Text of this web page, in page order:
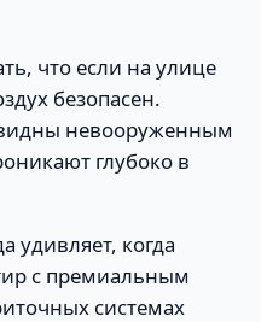
что если на улице
безопасен.
невооруженным
глубоко в
удивляет, когда
с премиальным
системах